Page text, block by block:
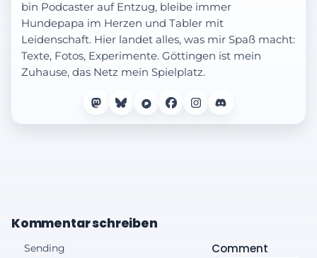
bin Podcaster auf Entzug, bleibe immer
Hundepapa im Herzen und Tabler mit
Leidenschaft. Hier landet alles, was mir Spaß macht:
Texte, Fotos, Experimente. Göttingen ist mein
Zuhause, das Netz mein Spielplatz.
Kommentar schreiben
Sending
Comment